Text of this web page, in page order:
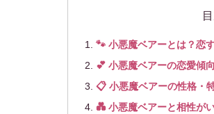
🐾 小悪魔ベアーとは？恋
💕 小悪魔ベアーの恋愛傾
📋 小悪魔ベアーの性格・
💑 小悪魔ベアーと相性が